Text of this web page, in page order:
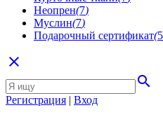
Неопрен(7)
Муслин(7)
Подарочный сертификат(5
close
search
Регистрация | Вход